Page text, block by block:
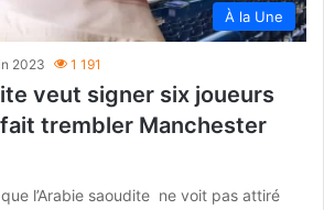
À la Une
2023 1 191
veut signer six joueurs
trembler Manchester
l’Arabie saoudite ne voit pas attiré